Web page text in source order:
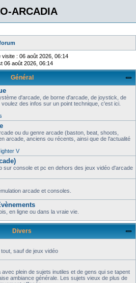
ARCADIA
visite : 06 août 2026, 06:14
06 août 2026, 06:14
Général
d'arcade, de borne d'arcade, de joystick, de
des infos sur un point technique, c'est ici.
ou du genre arcade (baston, beat, shoots,
arcade, anciens ou récents, ainsi que de l'actualité
V
sur console et pc en dehors des jeux vidéo d'arcade
arcade et consoles.
en ligne ou dans la vraie vie.
Divers
sauf de jeux vidéo
plein de sujets inutiles et de gens qui se tapent
ambiance générale. Les sujets vieux de plus de